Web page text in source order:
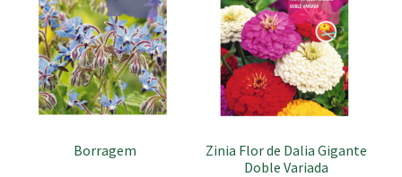
Borragem
Zinia Flor de Dalia Gigante
Doble Variada